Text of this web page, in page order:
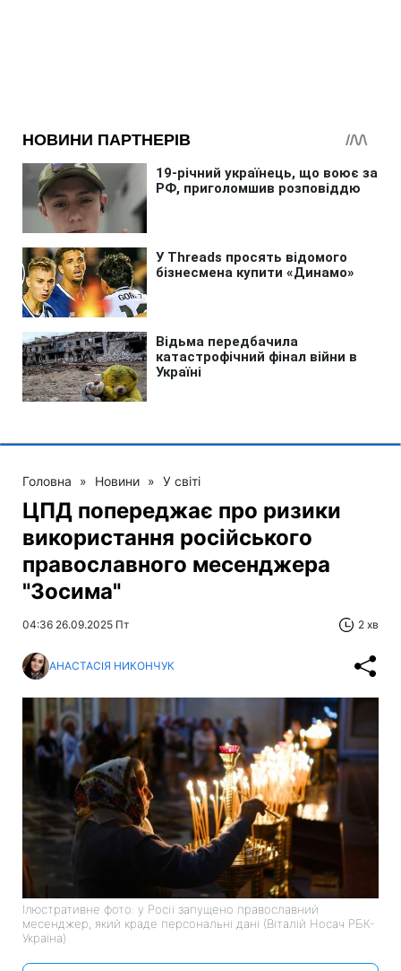
Головна » Новини » У світі
ЦПД попереджає про ризики
використання російського
православного месенджера
"Зосима"
04:36 26.09.2025 Пт 2 хв
АНАСТАСІЯ НИКОНЧУК
Ілюстративне фото: у Росії запущено православний
месенджер, який краде персональні дані (Віталій Носач РБК-
Україна)